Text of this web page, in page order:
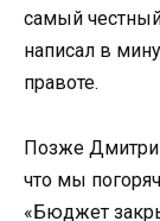
самый
написал в
правоте.
Позже
что мы
«Бюджет